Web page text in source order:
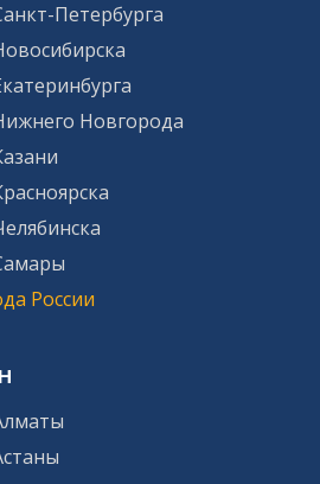
Петербурга
Новгорода
России